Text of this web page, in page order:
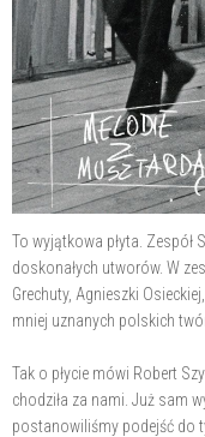
To wyjątkowa płyta. Zespół
doskonałych utworów. W
Grechuty, Agnieszki
mniej uznanych polskich
Tak o płycie mówi Robert
chodziła za nami. Już sam
postanowiliśmy podejść do